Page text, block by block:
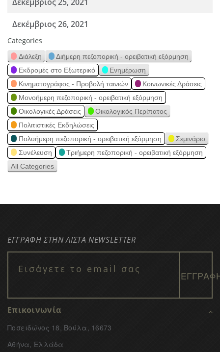
Δεκέμβριος 26, 2021
Categories
Διάλεξη
Διήμερη πεζοπορική - ορειβατική εξόρμηση
Εκδρομές στο Εξωτερικό
Ενημέρωση
Κινηματογράφος - Προβολή ταινιών
Κοινωνικές Δράσεις
Μονοήμερη πεζοπορική - ορειβατική εξόρμηση
Οικολογικές Δράσεις
Οικολογικός Περίπατος
Πολιτιστικές Εκδηλώσεις
Πολυήμερη πεζοπορική - ορειβατική εξόρμηση
Σεμινάριο
Συνέλευση
Τριήμερη πεζοπορική - ορειβατική εξόρμηση
All Categories
ΕΓΓΡΑΦΗ ΣΤΗΝ ΛΙΣΤΑ NEWSLETTER
Επικοινωνία
Ποσειδώνος 18, Βούλα, 16673
Αθήνα, Ελλάδα